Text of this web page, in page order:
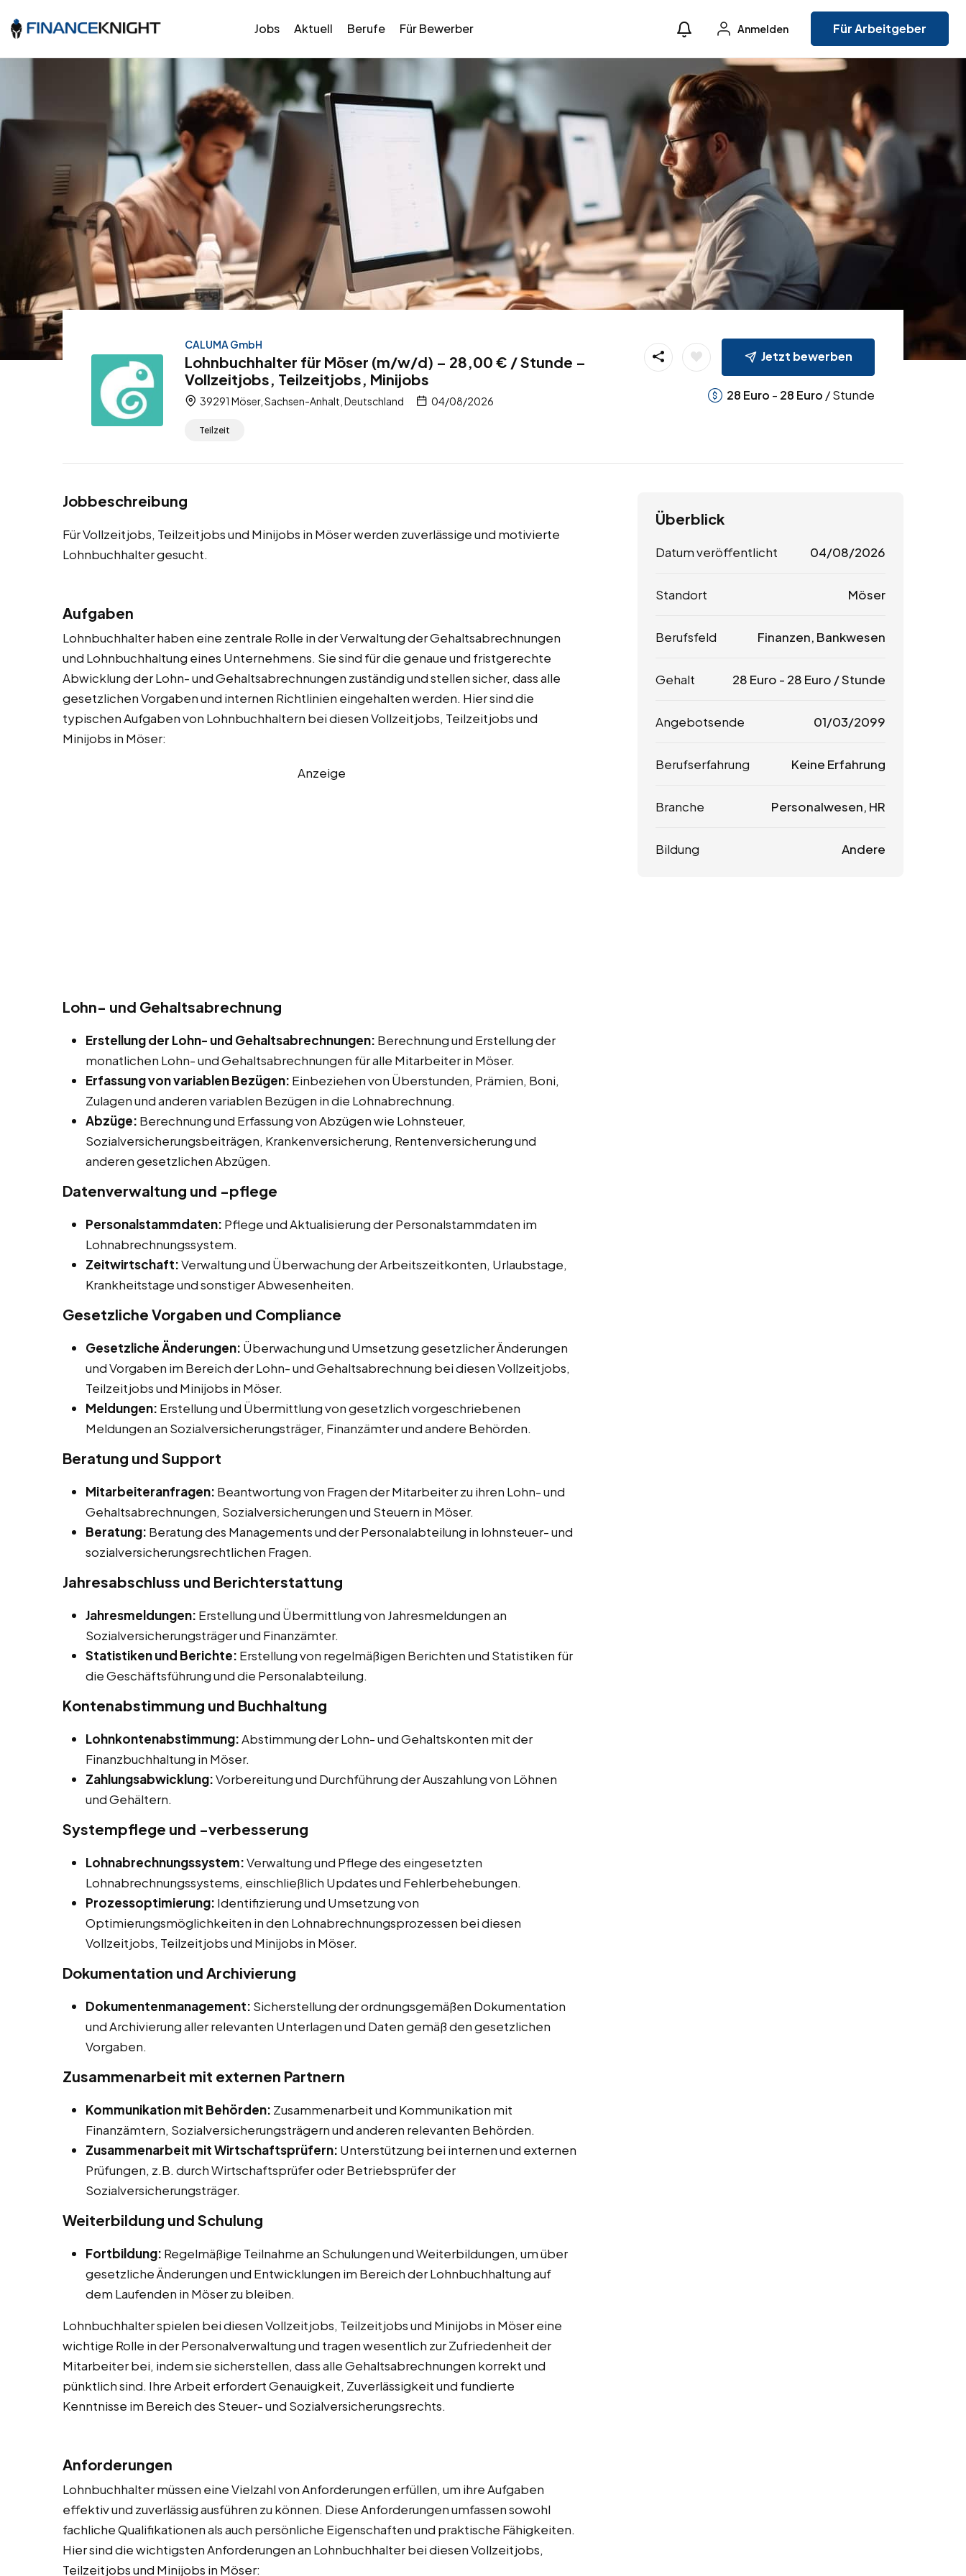
Jobs Aktuell Berufe Für Bewerber Anmelden Für Arbeitgeber
CALUMA GmbH
Lohnbuchhalter für Möser (m/w/d) – 28,00 € / Stunde –
Vollzeitjobs, Teilzeitjobs, Minijobs
39291 Möser, Sachsen-Anhalt, Deutschland 04/08/2026
Teilzeit
Jetzt bewerben
28 Euro - 28 Euro / Stunde
Jobbeschreibung
Für Vollzeitjobs, Teilzeitjobs und Minijobs in Möser werden zuverlässige und motivierte
Lohnbuchhalter gesucht.
Aufgaben
Lohnbuchhalter haben eine zentrale Rolle in der Verwaltung der Gehaltsabrechnungen
und Lohnbuchhaltung eines Unternehmens. Sie sind für die genaue und fristgerechte
Abwicklung der Lohn- und Gehaltsabrechnungen zuständig und stellen sicher, dass alle
gesetzlichen Vorgaben und internen Richtlinien eingehalten werden. Hier sind die
typischen Aufgaben von Lohnbuchhaltern bei diesen Vollzeitjobs, Teilzeitjobs und
Minijobs in Möser:
Anzeige
Lohn- und Gehaltsabrechnung
Erstellung der Lohn- und Gehaltsabrechnungen: Berechnung und Erstellung der
monatlichen Lohn- und Gehaltsabrechnungen für alle Mitarbeiter in Möser.
Erfassung von variablen Bezügen: Einbeziehen von Überstunden, Prämien, Boni,
Zulagen und anderen variablen Bezügen in die Lohnabrechnung.
Abzüge: Berechnung und Erfassung von Abzügen wie Lohnsteuer,
Sozialversicherungsbeiträgen, Krankenversicherung, Rentenversicherung und
anderen gesetzlichen Abzügen.
Datenverwaltung und -pflege
Personalstammdaten: Pflege und Aktualisierung der Personalstammdaten im
Lohnabrechnungssystem.
Zeitwirtschaft:Verwaltung und Überwachung der Arbeitszeitkonten, Urlaubstage,
Krankheitstage und sonstiger Abwesenheiten.
Gesetzliche Vorgaben und Compliance
Gesetzliche Änderungen: Überwachung und Umsetzung gesetzlicher Änderungen
und Vorgaben im Bereich der Lohn- und Gehaltsabrechnung bei diesen Vollzeitjobs,
Teilzeitjobs und Minijobs in Möser.
Meldungen: Erstellung und Übermittlung von gesetzlich vorgeschriebenen
Meldungen an Sozialversicherungsträger, Finanzämter und andere Behörden.
Beratung und Support
Mitarbeiteranfragen: Beantwortung von Fragen der Mitarbeiter zu ihren Lohn- und
Gehaltsabrechnungen, Sozialversicherungen und Steuern in Möser.
Beratung: Beratung des Managements und der Personalabteilung in lohnsteuer- und
sozialversicherungsrechtlichen Fragen.
Jahresabschluss und Berichterstattung
Jahresmeldungen: Erstellung und Übermittlung von Jahresmeldungen an
Sozialversicherungsträger und Finanzämter.
Statistiken und Berichte: Erstellung von regelmäßigen Berichten und Statistiken für
die Geschäftsführung und die Personalabteilung.
Kontenabstimmung und Buchhaltung
Lohnkontenabstimmung:Abstimmung der Lohn- und Gehaltskonten mit der
Finanzbuchhaltung in Möser.
Zahlungsabwicklung:Vorbereitung und Durchführung der Auszahlung von Löhnen
und Gehältern.
Systempflege und -verbesserung
Lohnabrechnungssystem:Verwaltung und Pflege des eingesetzten
Lohnabrechnungssystems, einschließlich Updates und Fehlerbehebungen.
Prozessoptimierung: Identifizierung und Umsetzung von
Optimierungsmöglichkeiten in den Lohnabrechnungsprozessen bei diesen
Vollzeitjobs, Teilzeitjobs und Minijobs in Möser.
Dokumentation und Archivierung
Dokumentenmanagement: Sicherstellung der ordnungsgemäßen Dokumentation
und Archivierung aller relevanten Unterlagen und Daten gemäß den gesetzlichen
Vorgaben.
Zusammenarbeit mit externen Partnern
Kommunikation mit Behörden: Zusammenarbeit und Kommunikation mit
Finanzämtern, Sozialversicherungsträgern und anderen relevanten Behörden.
Zusammenarbeit mit Wirtschaftsprüfern: Unterstützung bei internen und externen
Prüfungen, z.B. durch Wirtschaftsprüfer oder Betriebsprüfer der
Sozialversicherungsträger.
Weiterbildung und Schulung
Fortbildung: Regelmäßige Teilnahme an Schulungen und Weiterbildungen, um über
gesetzliche Änderungen und Entwicklungen im Bereich der Lohnbuchhaltung auf
dem Laufenden in Möser zu bleiben.
Lohnbuchhalter spielen bei diesen Vollzeitjobs, Teilzeitjobs und Minijobs in Möser eine
wichtige Rolle in der Personalverwaltung und tragen wesentlich zur Zufriedenheit der
Mitarbeiter bei, indem sie sicherstellen, dass alle Gehaltsabrechnungen korrekt und
pünktlich sind. Ihre Arbeit erfordert Genauigkeit, Zuverlässigkeit und fundierte
Kenntnisse im Bereich des Steuer- und Sozialversicherungsrechts.
Anforderungen
Lohnbuchhalter müssen eine Vielzahl von Anforderungen erfüllen, um ihre Aufgaben
effektiv und zuverlässig ausführen zu können. Diese Anforderungen umfassen sowohl
fachliche Qualifikationen als auch persönliche Eigenschaften und praktische Fähigkeiten.
Hier sind die wichtigsten Anforderungen an Lohnbuchhalter bei diesen Vollzeitjobs,
Teilzeitjobs und Minijobs in Möser:
Überblick
Datum veröffentlicht 04/08/2026
Standort Möser
Berufsfeld Finanzen, Bankwesen
Gehalt 28 Euro - 28 Euro / Stunde
Angebotsende 01/03/2099
Berufserfahrung Keine Erfahrung
Branche Personalwesen, HR
Bildung Andere